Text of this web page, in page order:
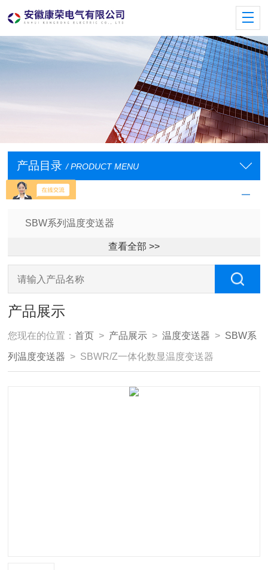
产品目录 / PRODUCT MENU
温度变送器
SBW系列温度变送器
查看全部 >>
产品展示
您现在的位置：首页 > 产品展示 >温度变送器 > SBW系
列温度变送器 > SBWR/Z一体化数显温度变送器